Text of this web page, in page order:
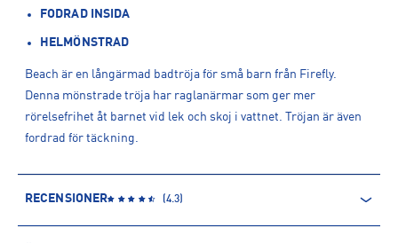
FODRAD INSIDA
HELMÖNSTRAD
Beach är en långärmad badtröja för små barn från Firefly.
Denna mönstrade tröja har raglanärmar som ger mer
rörelsefrihet åt barnet vid lek och skoj i vattnet. Tröjan är även
fordrad för täckning.
RECENSIONER (4.3)